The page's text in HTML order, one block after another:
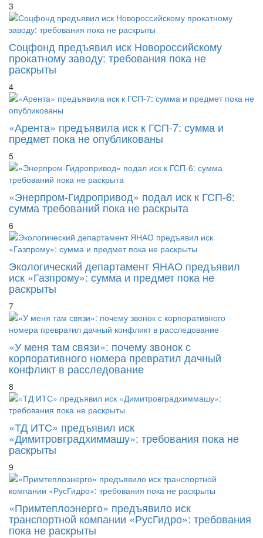
3
Соцфонд предъявил иск Новороссийскому
прокатному заводу: требования пока не
раскрыты
4
«Арента» предъявила иск к ГСП-7: сумма и
предмет пока не опубликованы
5
«Энерпром-Гидропривод» подал иск к ГСП-6:
сумма требований пока не раскрыта
6
Экологический департамент ЯНАО предъявил
иск «Газпрому»: сумма и предмет пока не
раскрыты
7
«У меня там связи»: почему звонок с
корпоративного номера превратил дачный
конфликт в расследование
8
«ТД ИТС» предъявил иск
«Димитровградхиммашу»: требования пока не
раскрыты
9
«Примтеплоэнерго» предъявило иск
транспортной компании «РусГидро»: требования
пока не раскрыты